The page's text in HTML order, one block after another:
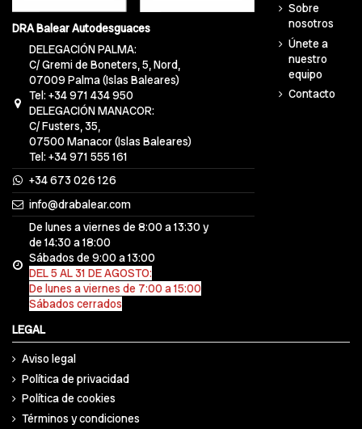
DRA Balear Autodesguaces
DELEGACIÓN PALMA:
C/ Gremi de Boneters, 5, Nord,
07009 Palma (Islas Baleares)
Tel: +34 971 434 950
DELEGACIÓN MANACOR:
C/ Fusters, 35,
07500 Manacor (Islas Baleares)
Tel: +34 971 555 161
+34 673 026 126
info@drabalear.com
De lunes a viernes de 8:00 a 13:30 y
de 14:30 a 18:00
Sábados de 9:00 a 13:00
DEL 5 AL 31 DE AGOSTO:
De lunes a viernes de 7:00 a 15:00
Sábados cerrados
Sobre
nosotros
Únete a
nuestro
equipo
Contacto
LEGAL
Aviso legal
Política de privacidad
Política de cookies
Términos y condiciones